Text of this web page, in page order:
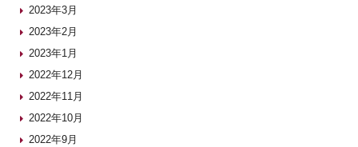
2023年3月
2023年2月
2023年1月
2022年12月
2022年11月
2022年10月
2022年9月